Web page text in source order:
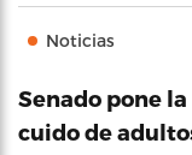
Noticias
Senado pone
cuido de